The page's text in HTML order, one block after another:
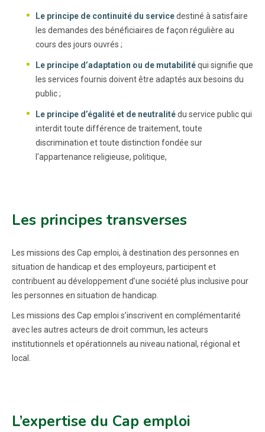
Le principe de continuité du servicedestiné à satisfaire
les demandes des bénéficiaires de façon régulière au
cours des jours ouvrés ;
Le principe d’adaptation ou de mutabilitéqui signifie que
les services fournis doivent être adaptés aux besoins du
public ;
Le principe d’égalité et de neutralitédu service public qui
interdit toute différence de traitement, toute
discrimination et toute distinction fondée sur
l'appartenance religieuse, politique,
Les principes transverses
Les missions des Cap emploi, à destination des personnes en
situation de handicap et des employeurs, participent et
contribuent au développement d’une société plus inclusive pour
les personnes en situation de handicap.
Les missions des Cap emploi s’inscrivent en complémentarité
avec les autres acteurs de droit commun, les acteurs
institutionnels et opérationnels au niveau national, régional et
local.
L’expertise du Cap emploi